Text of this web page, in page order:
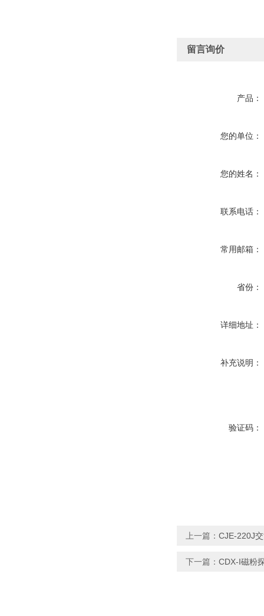
留言询价
产品：
您的单位：
您的姓名：
联系电话：
常用邮箱：
省份：
详细地址：
补充说明：
验证码：
上一篇： CJE-220J
下一篇： CDX-I磁粉